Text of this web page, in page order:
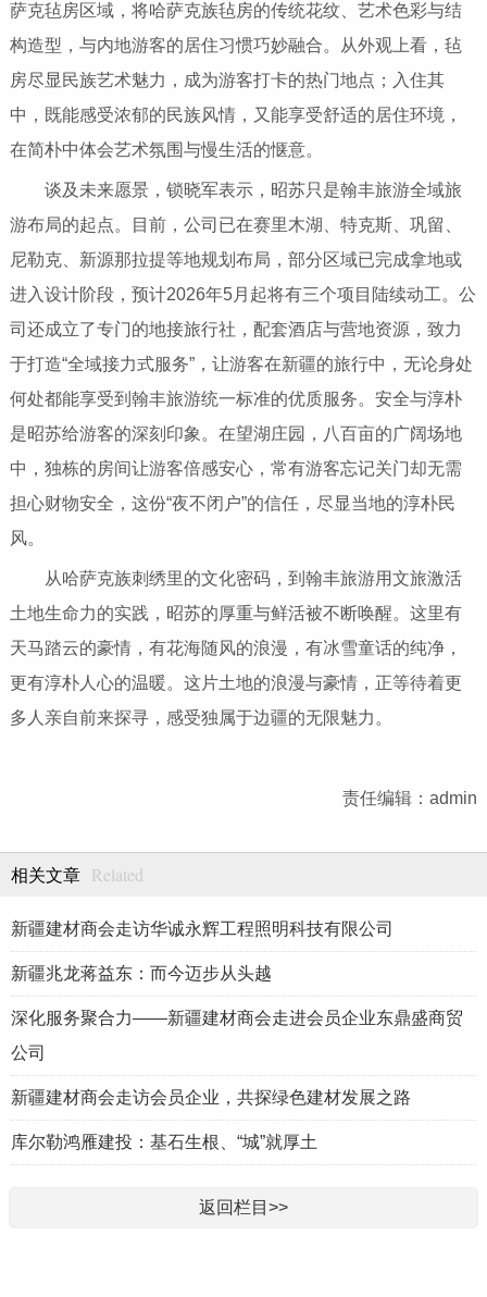
萨克毡房区域，将哈萨克族毡房的传统花纹、艺术色彩与结
构造型，与内地游客的居住习惯巧妙融合。从外观上看，毡
房尽显民族艺术魅力，成为游客打卡的热门地点；入住其
中，既能感受浓郁的民族风情，又能享受舒适的居住环境，
在简朴中体会艺术氛围与慢生活的惬意。
谈及未来愿景，锁晓军表示，昭苏只是翰丰旅游全域旅
游布局的起点。目前，公司已在赛里木湖、特克斯、巩留、
尼勒克、新源那拉提等地规划布局，部分区域已完成拿地或
进入设计阶段，预计2026年5月起将有三个项目陆续动工。公
司还成立了专门的地接旅行社，配套酒店与营地资源，致力
于打造“全域接力式服务”，让游客在新疆的旅行中，无论身处
何处都能享受到翰丰旅游统一标准的优质服务。安全与淳朴
是昭苏给游客的深刻印象。在望湖庄园，八百亩的广阔场地
中，独栋的房间让游客倍感安心，常有游客忘记关门却无需
担心财物安全，这份“夜不闭户”的信任，尽显当地的淳朴民
风。
从哈萨克族刺绣里的文化密码，到翰丰旅游用文旅激活
土地生命力的实践，昭苏的厚重与鲜活被不断唤醒。这里有
天马踏云的豪情，有花海随风的浪漫，有冰雪童话的纯净，
更有淳朴人心的温暖。这片土地的浪漫与豪情，正等待着更
多人亲自前来探寻，感受独属于边疆的无限魅力。
责任编辑：admin
相关文章 Related
新疆建材商会走访华诚永辉工程照明科技有限公司
新疆兆龙蒋益东：而今迈步从头越
深化服务聚合力——新疆建材商会走进会员企业东鼎盛商贸
公司
新疆建材商会走访会员企业，共探绿色建材发展之路
库尔勒鸿雁建投：基石生根、“城”就厚土
返回栏目>>